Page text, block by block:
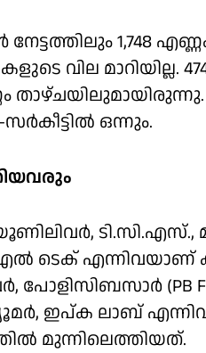
1,748
വില മാറിയില്ല.
ഒന്നും.
ടി.സി.എസ്.,
ടെക് എന്നിവയാണ്
പോളിസിബസാര്‍ (PB
ഇപ്ക ലാബ്
മുന്നിലെത്തിയത്.